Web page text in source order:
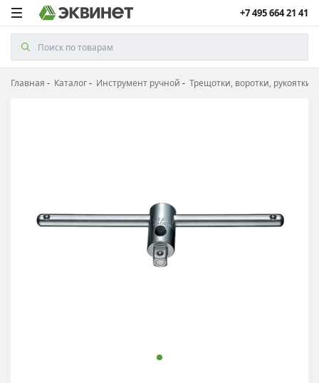
+7 495 664 21 41
Главная Каталог Инструмент ручной Трещотки, воротки, рукоятки